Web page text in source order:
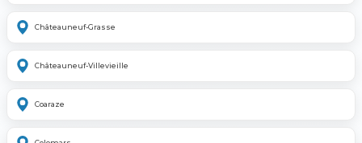
Châteauneuf-Grasse
Châteauneuf-Villevieille
Coaraze